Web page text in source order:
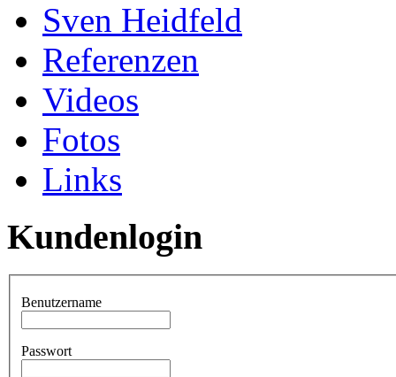
Sven Heidfeld
Referenzen
Videos
Fotos
Links
Kundenlogin
Benutzername
Passwort